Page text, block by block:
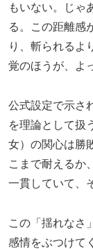
もいない。じゃ
る。この距離感
り、斬られるよ
覚のほうが、よ
公式設定で示さ
を理論として扱
女）の関心は勝
こまで耐えるか
一貫していて、
この「揺れなさ
感情をぶつけて